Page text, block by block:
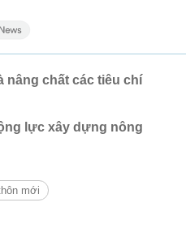
chất các tiêu chí
lực xây dựng nông
mới